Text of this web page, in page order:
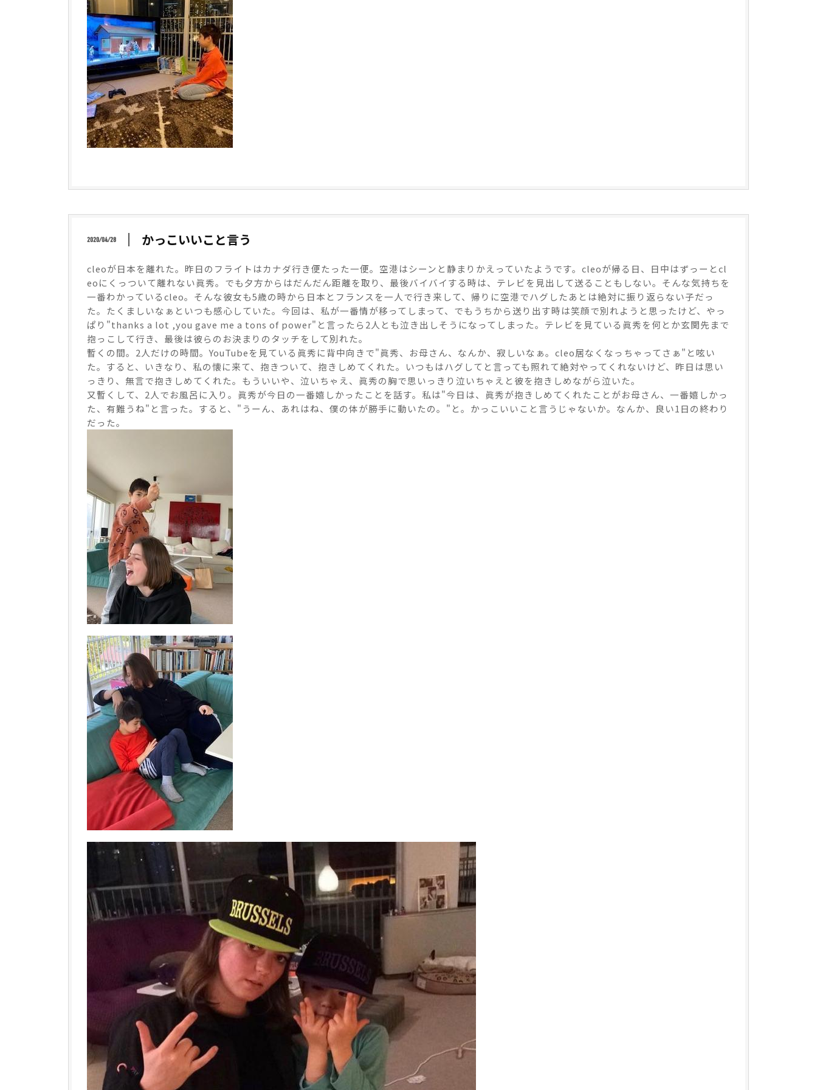
2020/04/28 かっこいいこと言う
cleoが日本を離れた。昨日のフライトはカナダ行き便たった一便。空港はシーンと静まりかえっていたようです。cleoが帰る日、日中はずっーとcl
eoにくっついて離れない眞秀。でも夕方からはだんだん距離を取り、最後バイバイする時は、テレビを見出して送ることもしない。そんな気持ちを
一番わかっているcleo。そんな彼女も5歳の時から日本とフランスを一人で行き来して、帰りに空港でハグしたあとは絶対に振り返らない子だっ
た。たくましいなぁといつも感心していた。今回は、私が一番情が移ってしまって、でもうちから送り出す時は笑顔で別れようと思ったけど、やっ
ぱり"thanks a lot ,you gave me a tons of power"と言ったら2人とも泣き出しそうになってしまった。テレビを見ている眞秀を何とか玄関先まで
抱っこして行き、最後は彼らのお決まりのタッチをして別れた。
暫くの間。2人だけの時間。YouTubeを見ている眞秀に背中向きで"眞秀、お母さん、なんか、寂しいなぁ。cleo居なくなっちゃってさぁ"と呟い
た。すると、いきなり、私の懐に来て、抱きついて、抱きしめてくれた。いつもはハグしてと言っても照れて絶対やってくれないけど、昨日は思い
っきり、無言で抱きしめてくれた。もういいや、泣いちゃえ、眞秀の胸で思いっきり泣いちゃえと彼を抱きしめながら泣いた。
又暫くして、2人でお風呂に入り。眞秀が今日の一番嬉しかったことを話す。私は"今日は、眞秀が抱きしめてくれたことがお母さん、一番嬉しかっ
た、有難うね"と言った。すると、"うーん、あれはね、僕の体が勝手に動いたの。"と。かっこいいこと言うじゃないか。なんか、良い1日の終わり
だった。